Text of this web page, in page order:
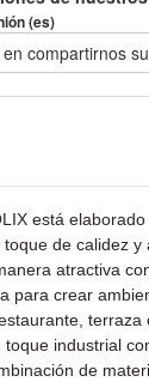
(es)
compartirnos
está
de calidez y
atractiva
para crear
terraza
industrial
de